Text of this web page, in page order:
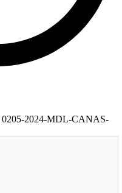
2024-MDL-CANAS-